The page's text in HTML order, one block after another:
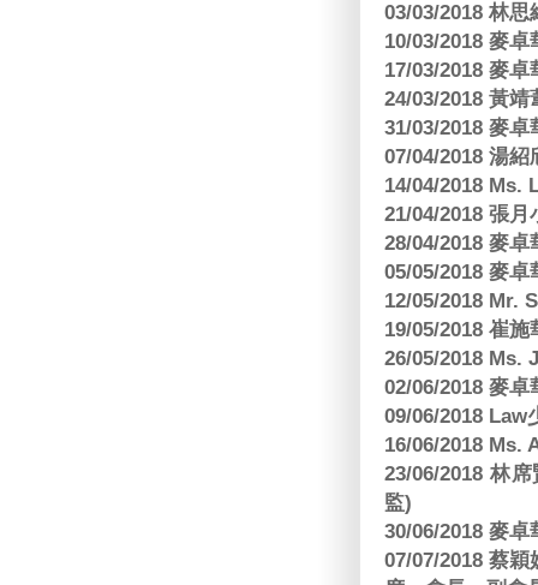
03/03/2018 林
10/03/2018 麥
17/03/2018 麥
24/03/2018 黃
31/03/2018 麥
07/04/2018 湯
14/04/2018
21/04/2018 張
28/04/2018 麥
05/05/2018 麥
12/05/2018 Mr.
19/05/2018 崔
26/05/2018 Ms.
02/06/2018 麥
09/06/2018 Law
16/06/2018 Ms.
23/06/2018 林
監)
30/06/2018 麥
07/07/2018 蔡